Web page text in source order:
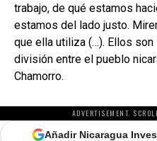
trabajo, de qué estamos
estamos del lado justo.
que ella utiliza (…). Ellos
división entre el pueblo
Chamorro.
ADVERTISEMENT.
Añadir Nicaragua